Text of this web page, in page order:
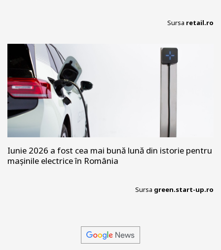
Sursa retail.ro
Iunie 2026 a fost cea mai bună lună din istorie pentru
mașinile electrice în România
Sursa green.start-up.ro